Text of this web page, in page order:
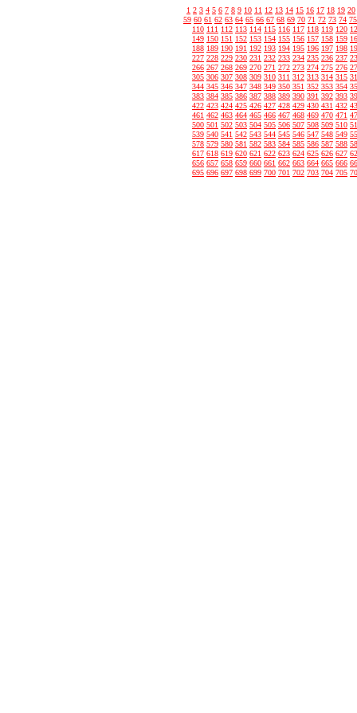
1 2 3 4 5 6 7 8 9 10 11 12 13 14 15 16 17 18 19 20
59 60 61 62 63 64 65 66 67 68 69 70 71 72 73 74 75
110 111 112 113 114 115 116 117 118 119 120
149 150 151 152 153 154 155 156 157 158 159
188 189 190 191 192 193 194 195 196 197 198
227 228 229 230 231 232 233 234 235 236 237
266 267 268 269 270 271 272 273 274 275 276
305 306 307 308 309 310 311 312 313 314 315
344 345 346 347 348 349 350 351 352 353 354
383 384 385 386 387 388 389 390 391 392 393
422 423 424 425 426 427 428 429 430 431 432
461 462 463 464 465 466 467 468 469 470 471
500 501 502 503 504 505 506 507 508 509 510
539 540 541 542 543 544 545 546 547 548 549
578 579 580 581 582 583 584 585 586 587 588
617 618 619 620 621 622 623 624 625 626 627
656 657 658 659 660 661 662 663 664 665 666
695 696 697 698 699 700 701 702 703 704 705